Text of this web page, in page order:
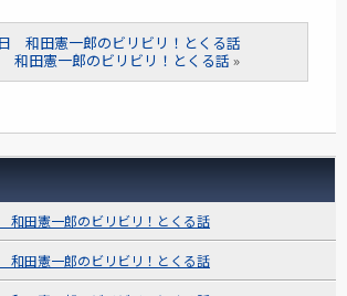
和田憲一郎のビリビリ！とくる話
和田憲一郎のビリビリ！とくる話 »
田憲一郎のビリビリ！とくる話
田憲一郎のビリビリ！とくる話